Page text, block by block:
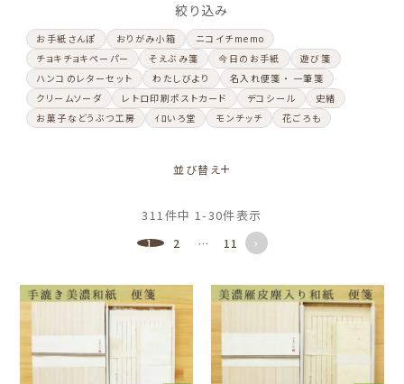
絞り込み
お手紙さんぽ おりがみ小箱
ニコイチmemo
チョキチョキペーパー
そえぶみ箋 今日のお手紙
遊び箋
ハンコのレターセット
わたしびより
名入れ便箋 ・ 一筆箋
クリームソーダ
レトロ印刷ポストカード デコシール
史緒
お菓子などうぶつ工房
ｲﾛいろ堂 モンチッチ 花ごろも
並び替え
311 件中 1-30件表示
1 2 … 11